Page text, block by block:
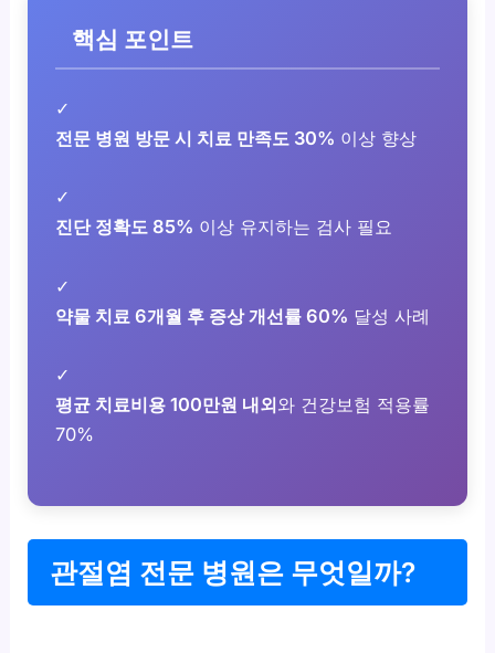
핵심 포인트
✓
전문 병원 방문 시 치료 만족도 30% 이상 향상
✓
진단 정확도 85% 이상 유지하는 검사 필요
✓
약물 치료 6개월 후 증상 개선률 60% 달성 사례
✓
평균 치료비용 100만원 내외와 건강보험 적용률
70%
관절염 전문 병원은 무엇일까?